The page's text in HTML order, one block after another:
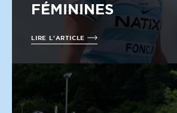
FÉMININES
LIRE L'ARTICLE